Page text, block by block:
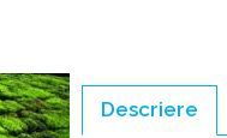
Descriere